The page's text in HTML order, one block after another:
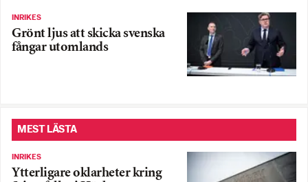
INRIKES
Grönt ljus att skicka svenska
fångar utomlands
MEST LÄSTA
INRIKES
Ytterligare oklarheter kring